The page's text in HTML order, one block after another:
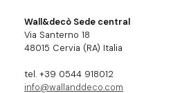
Wall&decò Sede central
Via Santerno 18
48015 Cervia (RA) Italia
tel. +39 0544 918012
info@wallanddeco.com